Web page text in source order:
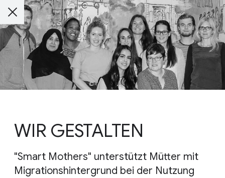
WIR GESTALTEN
"Smart Mothers" unterstützt Mütter mit
Migrationshintergrund bei der Nutzung